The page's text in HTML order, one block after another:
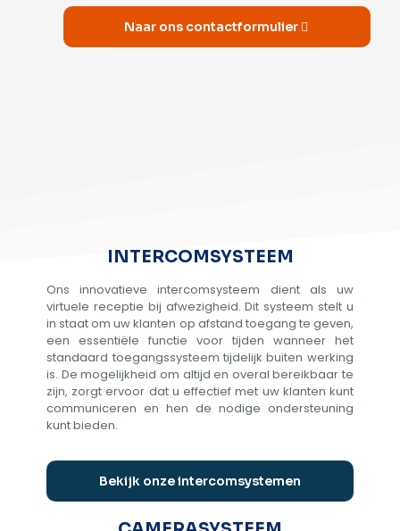
Naar ons contactformulier
INTERCOMSYSTEEM
Ons innovatieve intercomsysteem dient als uw
virtuele receptie bij afwezigheid. Dit systeem stelt u
in staat om uw klanten op afstand toegang te geven,
een essentiële functie voor tijden wanneer het
standaard toegangssysteem tijdelijk buiten werking
is. De mogelijkheid om altijd en overal bereikbaar te
zijn, zorgt ervoor dat u effectief met uw klanten kunt
communiceren en hen de nodige ondersteuning
kunt bieden.
Bekijk onze intercomsystemen